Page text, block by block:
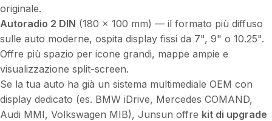
originale.
Autoradio 2 DIN (180 × 100 mm) — il formato più diffuso
sulle auto moderne, ospita display fissi da 7", 9" o 10.25".
Offre più spazio per icone grandi, mappe ampie e
visualizzazione split-screen.
Se la tua auto ha già un sistema multimediale OEM con
display dedicato (es. BMW iDrive, Mercedes COMAND,
Audi MMI, Volkswagen MIB), Junsun offre kit di upgrade